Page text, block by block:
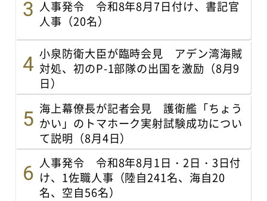
人事発令 令和8年8月7日付け、書記官
人事（20名）
小泉防衛大臣が臨時会見 アデン湾海賊
対処、初のP-1部隊の出国を激励（8月9
日）
海上幕僚長が記者会見 護衛艦「ちょう
かい」のトマホーク実射試験成功につい
て説明（8月4日）
人事発令 令和8年8月1日・2日・3日付
け、1佐職人事（陸自241名、海自20
名、空自56名）